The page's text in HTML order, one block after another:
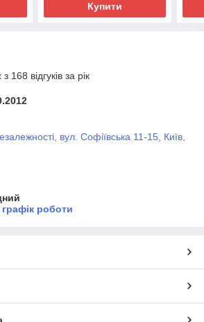
Купити
168 відгуків за рік
вул. Софіївська 11-15, Київ,
роботи